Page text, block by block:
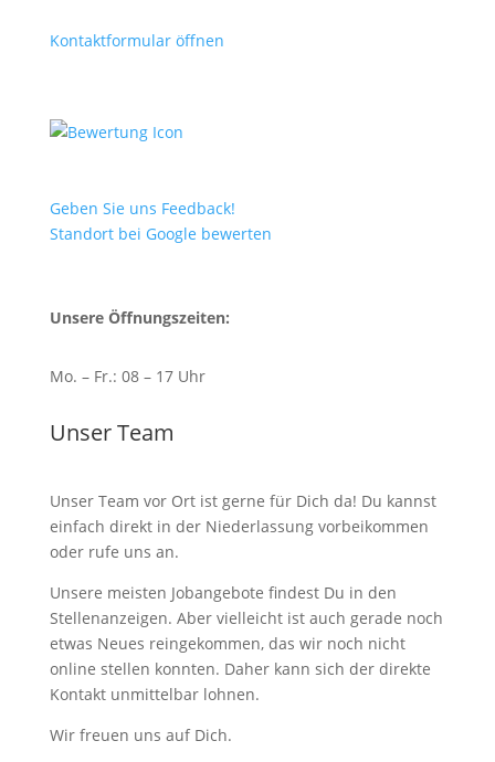
Kontaktformular öffnen
Geben Sie uns Feedback!
Standort bei Google bewerten
Unsere Öffnungszeiten:
Mo. – Fr.: 08 – 17 Uhr
Unser Team
Unser Team vor Ort ist gerne für Dich da! Du kannst
einfach direkt in der Niederlassung vorbeikommen
oder rufe uns an.
Unsere meisten Jobangebote findest Du in den
Stellenanzeigen. Aber vielleicht ist auch gerade noch
etwas Neues reingekommen, das wir noch nicht
online stellen konnten. Daher kann sich der direkte
Kontakt unmittelbar lohnen.
Wir freuen uns auf Dich.